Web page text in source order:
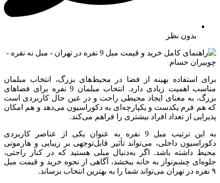
بدون نظر
برای استفاده بهینه از فضا در محیط‌های بزرگ، انتخاب مبلمان
مناسب اهمیت زیادی دارد. انتخاب مبلمان 9 نفره برای فضاهای
بزرگ، به معنای ایجاد محیطی راحت و در عین حال کاربردی است
که هم فرم یکدست و یکپارچه‌ای به دکوراسیون می‌دهد و هم امکان
پذیرایی از تعداد افراد بیشتری را فراهم می‌کند.
به این ترتیب مبل 9 نفره به عنوان یکی از عناصر کاربردی
دکوراسیون داخلی، می‌تواند تأثیر قابل‌توجهی بر زیبایی و هارمونی
محیط داشته باشد. اگر به‌دنبال مبلی هستید که در کنار راحتی،
جلوه‌ای چشم‌نواز به خانه ببخشد، آگاهی از نحوه خرید و قیمت مبل
۹ نفره در تهران می‌تواند شما را به بهترین انتخاب برساند.